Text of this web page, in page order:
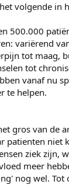
volgende in
500.000
variërend
tot maag,
tot
vanaf nu
te helpen.
gros van de
patienten niet
ziek zijn,
meer
nog wel. Tot